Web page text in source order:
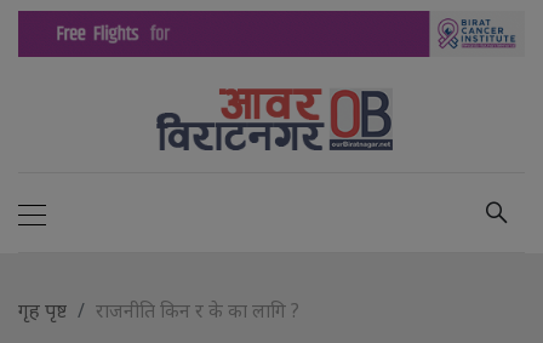
गृह पृष्ट राजनीति किन र के का लागि ?